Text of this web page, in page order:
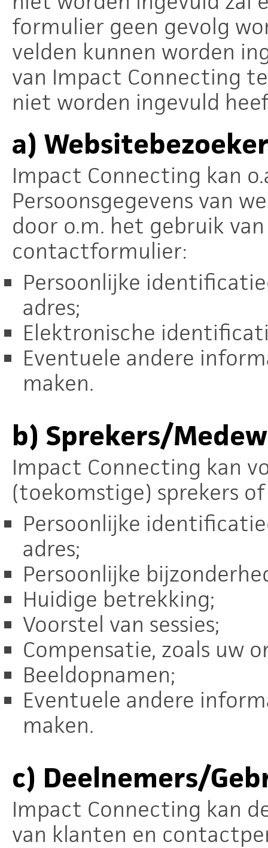
formulier geen gevolg
velden kunnen worden
van Impact Connecting
niet worden ingevuld
a)
Impact Connecting kan
Persoonsgegevens van
door o.m. het gebruik
contactformulier:
Persoonlijke
adres;
Elektronische
Eventuele andere
maken.
b) Sprekers/
Impact Connecting kan
(toekomstige) sprekers
Persoonlijke
adres;
Persoonlijke
Huidige betrekking;
Voorstel van sessies;
Compensatie, zoals uw
Beeldopnamen;
Eventuele andere
maken.
c) Deelnemers/
Impact Connecting kan
van klanten en